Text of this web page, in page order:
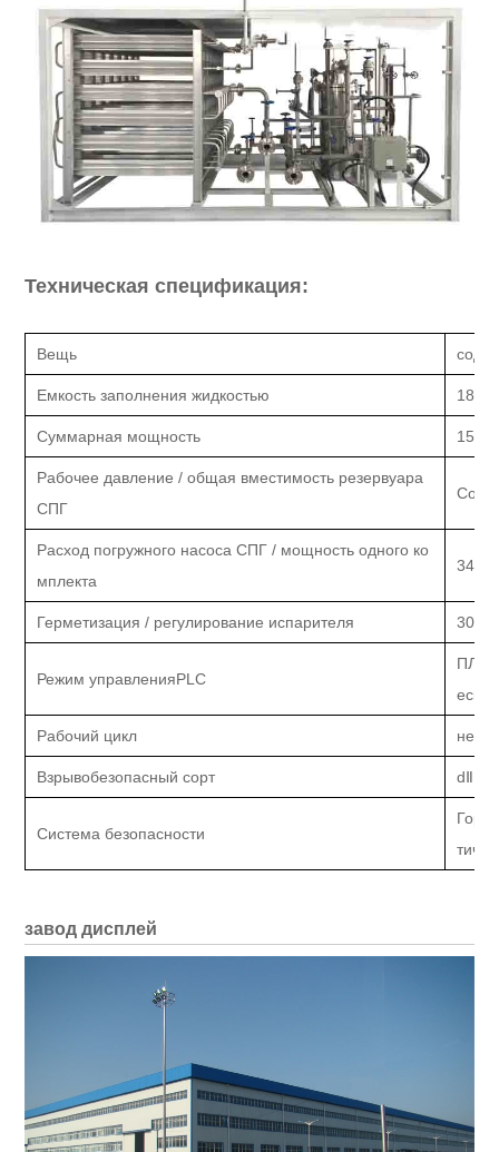
Техническая спецификация:
Вещь
Емкость заполнения жидкостью 18
Суммарная мощность 15
Рабочее давление / общая вместимость резервуара
СПГ
Расход погружного насоса СПГ / мощность одного ко
мплекта
340
Герметизация / регулирование испарителя 300
Режим управленияPLC
ПЛК
Рабочий цикл
Взрывобезопасный сорт
Система безопасности
завод дисплей